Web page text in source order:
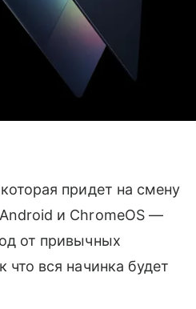
придет на смену
и ChromeOS —
от привычных
вся начинка будет